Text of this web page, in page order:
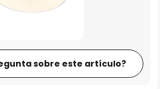
sobre este artículo?